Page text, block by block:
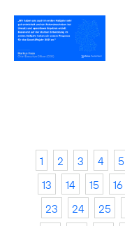
1 2 3 4 5
13
14 15 16
23
24 25